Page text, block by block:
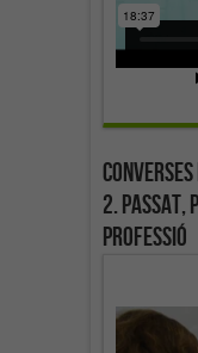
2.
professió